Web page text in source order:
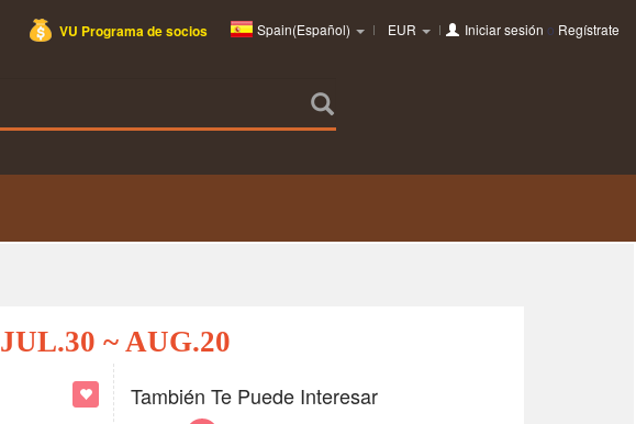
VU Programa de socios Spain(Español) EUR Iniciar sesión o Regístrate
JUL.30 ~ AUG.20
También Te Puede Interesar